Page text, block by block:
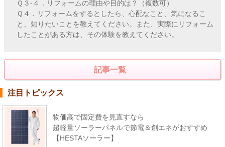
Ｑ３-４．リフォームの理由や目的は？（複数可）
Ｑ４．リフォームをするとしたら、心配なこと、気になるこ
と、知りたいことを教えてください。また、実際にリフォーム
したことがある方は、その体験を教えてください。
記事一覧
注目トピックス
物価高で固定費を見直すなら
超軽量ソーラーパネルで節電＆創エネがおすすめ
【HESTAソーラー】